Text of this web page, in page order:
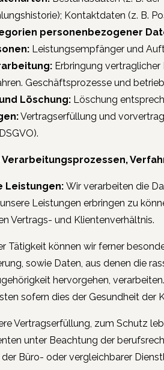
Kontaktdaten (z. B.
personenbezogener
Leistungsempfänger und
Erbringung
Geschäftsprozesse und
Löschung: Löschung
Vertragserfüllung und
Leistungen: Wir verarbeiten die
Leistungen erbringen zu
Vertrags- und Klientenverhältnis.
Tätigkeit können wir ferner
sowie Daten, aus denen die
hervorgehen,
sofern dies der Gesundheit der
Vertragserfüllung, zum Schutz
unter Beachtung der
der Büro- oder vergleichbarer